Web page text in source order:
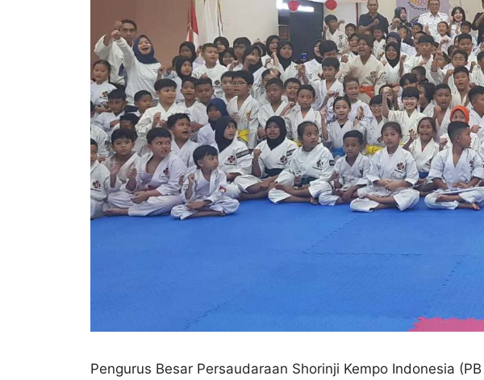
Pengurus Besar Persaudaraan Shorinji Kempo Indonesia